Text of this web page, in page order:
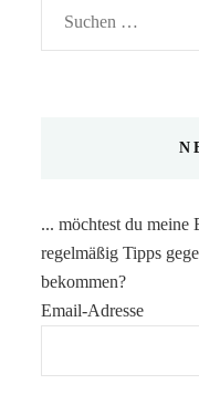
Suchen
nach:
... möchtest du
regelmäßig Tipps
bekommen?
Email-Adresse